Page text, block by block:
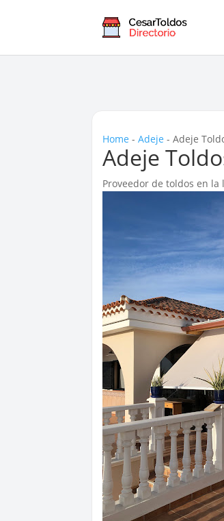
Home -Adeje -Adeje
Adeje
Proveedor de toldos en